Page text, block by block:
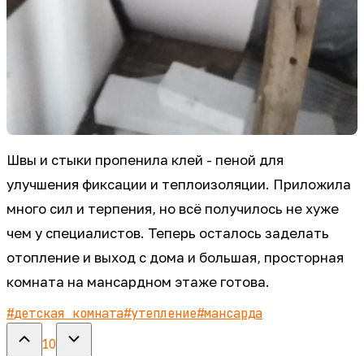
Швы и стыки пропенила клей - пеной для
улучшения фиксации и теплоизоляции. Приложила
много сил и терпения, но всё получилось не хуже
чем у специалистов. Теперь осталось заделать
отопление и выход с дома и большая, просторная
комната на мансардном этаже готова.
#детская комната#утепление#мансарда
10